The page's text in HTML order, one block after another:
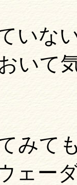
いな
いて
みて
ェー